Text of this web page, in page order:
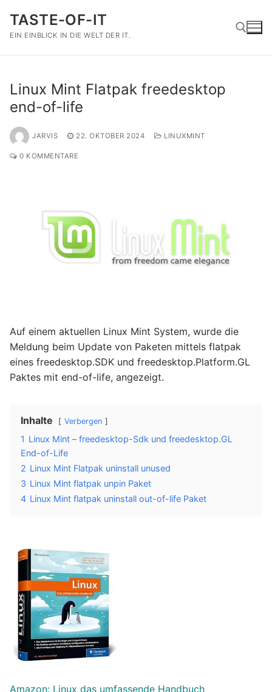
Inhalt
springen
TASTE-OF-IT
EIN EINBLICK IN DIE WELT DER IT.
Linux Mint Flatpak freedesktop
end-of-life
JARVIS 22. OKTOBER 2024 LINUXMINT
0 KOMMENTARE
Auf einem aktuellen Linux Mint System, wurde die
Meldung beim Update von Paketen mittels flatpak
eines freedesktop.SDK und freedesktop.Platform.GL
Paktes mit end-of-life, angezeigt.
Inhalte Verbergen
1 Linux Mint – freedesktop-Sdk und freedesktop.GL
End-of-Life
2 Linux Mint Flatpak uninstall unused
3 Linux Mint flatpak unpin Paket
4 Linux Mint flatpak uninstall out-of-life Paket
Amazon: Linux das umfassende Handbuch